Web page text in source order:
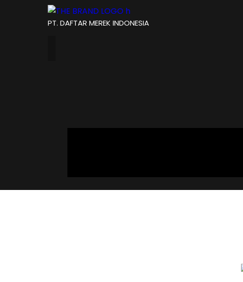
PT. DAFTAR MEREK INDONESIA